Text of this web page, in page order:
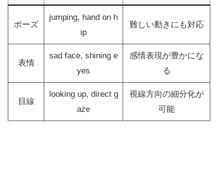
ポーズ
jumping, hand on h
ip
難しい動きにも対応
表情
sad face, shining e
yes
感情表現が豊かにな
る
目線
looking up, direct g
aze
視線方向の細分化が
可能